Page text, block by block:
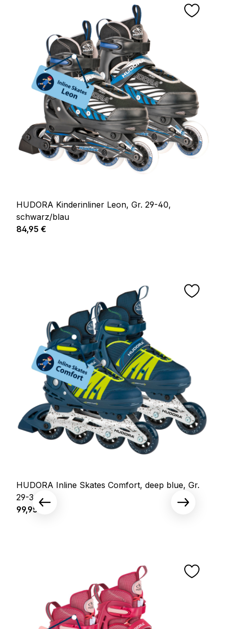
HUDORA Kinderinliner Leon, Gr. 29-40,
schwarz/blau
Regulärer Preis:
84,95 €
HUDORA Inline Skates Comfort, deep blue, Gr.
29-34
Regulärer Preis:
99,95 €